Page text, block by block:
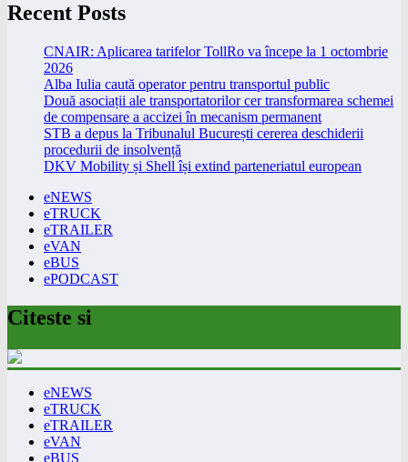
Recent Posts
CNAIR: Aplicarea tarifelor TollRo va începe la 1 octombrie
2026
Alba Iulia caută operator pentru transportul public
Două asociații ale transportatorilor cer transformarea schemei
de compensare a accizei în mecanism permanent
STB a depus la Tribunalul București cererea deschiderii
procedurii de insolvență
DKV Mobility și Shell își extind parteneriatul european
eNEWS
eTRUCK
eTRAILER
eVAN
eBUS
ePODCAST
Citeste si
eNEWS
eTRUCK
eTRAILER
eVAN
eBUS